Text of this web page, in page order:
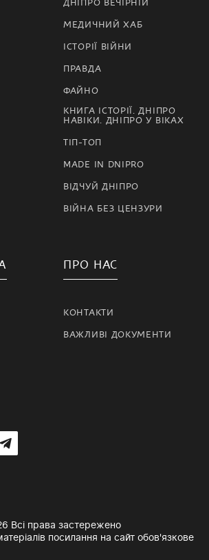
ДНІПРО ВЕЧІРНІЙ
МЕДИЧНИЙ ХАБ
ІСТОРІЇ ВІЙНИ
ПРАВДА
ФАЙНО
КНИГА ІСТОРІЇ. ДНІПРО
НАВІКИ. ДНІПРО У ВІКАХ
ТІП-ТОП
MADE IN DNIPRO
ВІДЧУЙ ДНІПРО
ВІЙНА БЕЗ ЦЕНЗУРИ
ПРО НАС
КОНТАКТИ
ВАЖЛИВІ ДОКУМЕНТИ
права застережено
посилання на сайт обов'язкове